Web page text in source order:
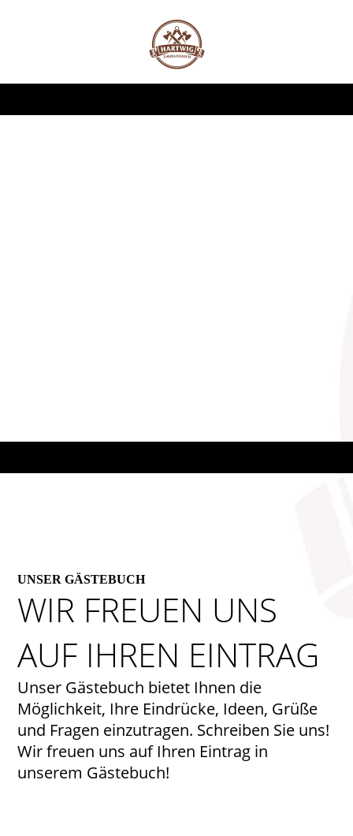
UNSER GÄSTEBUCH
WIR FREUEN UNS
AUF IHREN EINTRAG
Unser Gästebuch bietet Ihnen die
Möglichkeit, Ihre Eindrücke, Ideen, Grüße
und Fragen einzutragen. Schreiben Sie uns!
Wir freuen uns auf Ihren Eintrag in
unserem Gästebuch!